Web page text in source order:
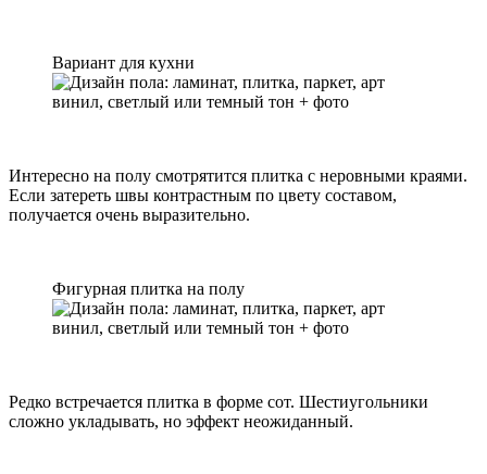
Вариант для кухни
Интересно на полу смотрятится плитка с неровными краями.
Если затереть швы контрастным по цвету составом,
получается очень выразительно.
Фигурная плитка на полу
Редко встречается плитка в форме сот. Шестиугольники
сложно укладывать, но эффект неожиданный.